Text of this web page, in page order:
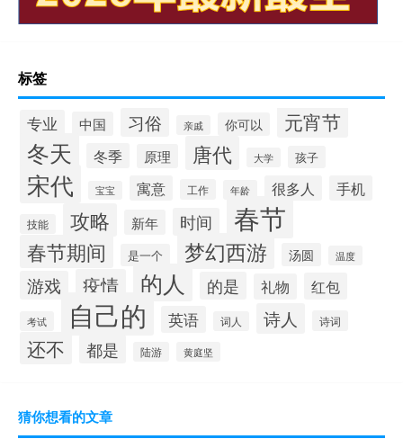
标签
专业 中国 习俗 亲戚 你可以 元宵节
冬天 冬季 原理 唐代 大学 孩子
宋代 宝宝 寓意 工作 年龄 很多人 手机
技能 攻略 新年 时间 春节
春节期间 是一个 梦幻西游 汤圆 温度
游戏 疫情 的人 的是 礼物 红包
考试 自己的 英语 词人 诗人 诗词
还不 都是 陆游 黄庭坚
猜你想看的文章